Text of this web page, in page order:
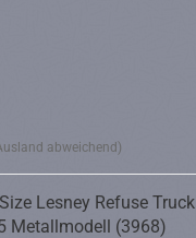
abweichend)
Lesney Refuse Truck
Metallmodell (3968)